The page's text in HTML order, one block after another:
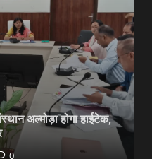
अल्मोड़ा होगा हाईटेक,
0